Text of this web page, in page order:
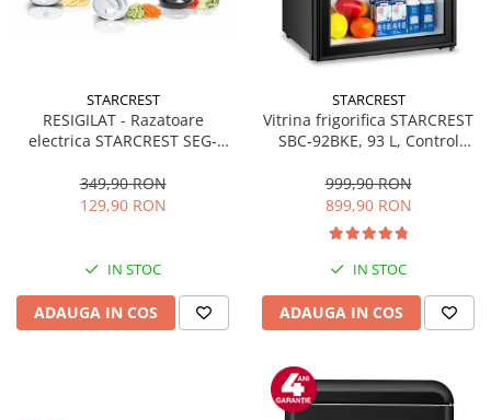
STARCREST
RESIGILAT - Razatoare
electrica STARCREST SEG-
taiere, Negru
349,90 RON
129,90 RON
IN STOC
ADAUGA IN COS
STARCREST
Vitrina frigorifica STARCREST
SBC-92BKE, 93 L, Control
83.2 cm, Negru
999,90 RON
899,90 RON
IN STOC
ADAUGA IN COS